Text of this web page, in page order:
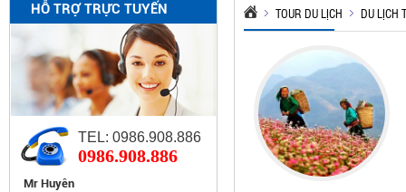
HỖ TRỢ TRỰC TUYẾN
TEL: 0986.908.886
0986.908.886
Mr Huyên
TOUR DU LỊCH DU LỊCH